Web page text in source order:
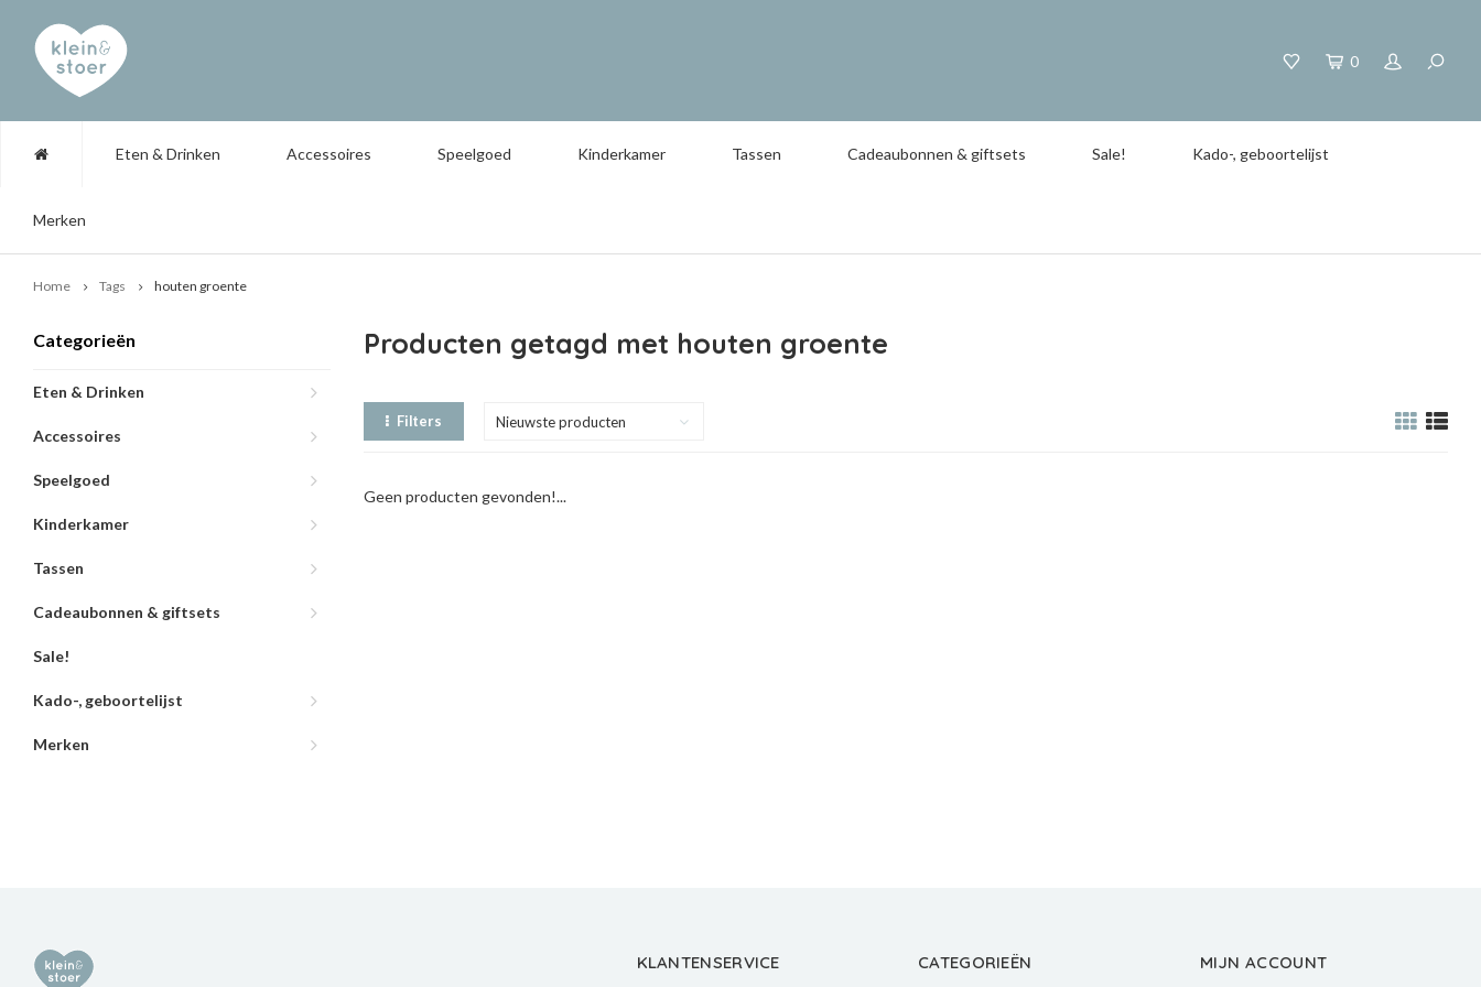
0
Eten & Drinken Accessoires Speelgoed Kinderkamer Tassen Cadeaubonnen & giftsets Sale! Kado-, geboortelijst
Merken
Home Tags houten groente
Categorieën
Eten & Drinken
Accessoires
Speelgoed
Kinderkamer
Tassen
Cadeaubonnen & giftsets
Sale!
Kado-, geboortelijst
Merken
Producten getagd met houten groente
Filters Nieuwste producten
Geen producten gevonden!...
KLANTENSERVICE CATEGORIEËN MIJN ACCOUNT